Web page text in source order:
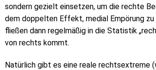
sondern gezielt einsetzen, um die rechte
dem doppelten Effekt, medial Empörung
fließen dann regelmäßig in die Statistik
von rechts kommt.
Natürlich gibt es eine reale rechtsextreme